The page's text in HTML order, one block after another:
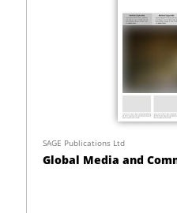
SAGE Publications Ltd
Global Media and